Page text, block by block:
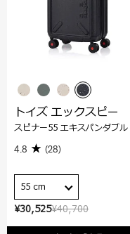
¥40,700
¥30,525
トイズ エックスピー
スピナー55 エキスパンダブル
4.8 (28)
55 cm